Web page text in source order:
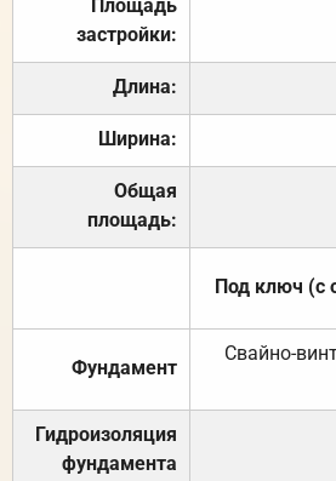
Площадь
застройки:
Длина:
Ширина:
Общая
площадь:
Под ключ (с
Фундамент
Свайно-
Гидроизоляция
фундамента